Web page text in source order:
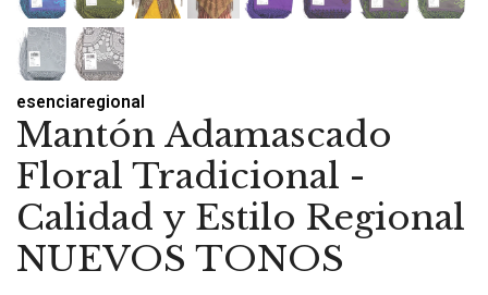
esenciaregional
Mantón Adamascado
Floral Tradicional -
Calidad y Estilo Regional
NUEVOS TONOS